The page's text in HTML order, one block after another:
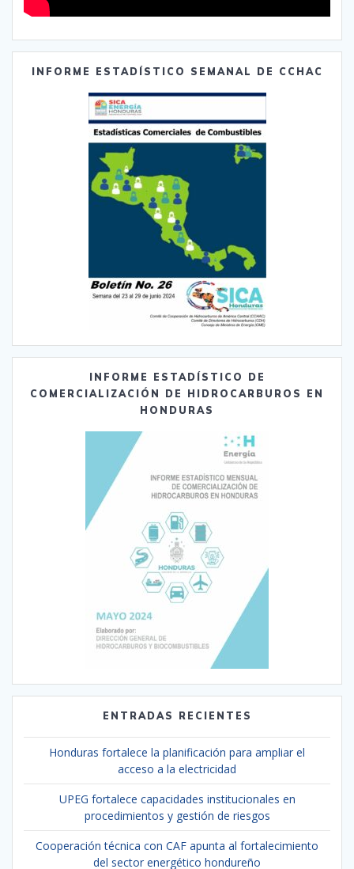
INFORME ESTADÍSTICO SEMANAL DE CCHAC
INFORME ESTADÍSTICO DE
COMERCIALIZACIÓN DE HIDROCARBUROS EN
HONDURAS
ENTRADAS RECIENTES
Honduras fortalece la planificación para ampliar el
acceso a la electricidad
UPEG fortalece capacidades institucionales en
procedimientos y gestión de riesgos
Cooperación técnica con CAF apunta al fortalecimiento
del sector energético hondureño